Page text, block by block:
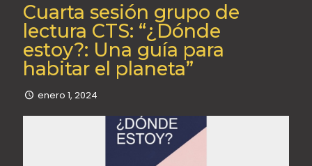
Cuarta sesión grupo de
lectura CTS: “¿Dónde
estoy?: Una guía para
habitar el planeta”
enero 1, 2024